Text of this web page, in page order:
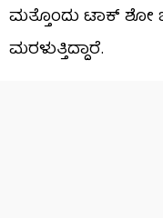
ಮತ್ತೊಂದು ಟಾಕ್ ಶೋ
ಮರಳುತ್ತಿದ್ದಾರೆ.